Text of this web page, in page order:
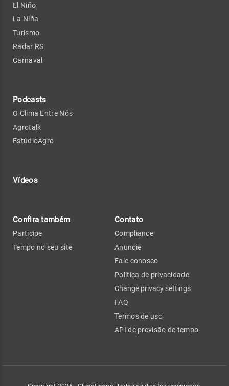
El Niño
La Niña
Turismo
Radar RS
Carnaval
Podcasts
O Clima Entre Nós
Agrotalk
EstúdioAgro
Vídeos
Confira também
Participe
Tempo no seu site
Contato
Compliance
Anuncie
Fale conosco
Política de privacidade
Change privacy settings
FAQ
Termos de uso
API de previsão de tempo